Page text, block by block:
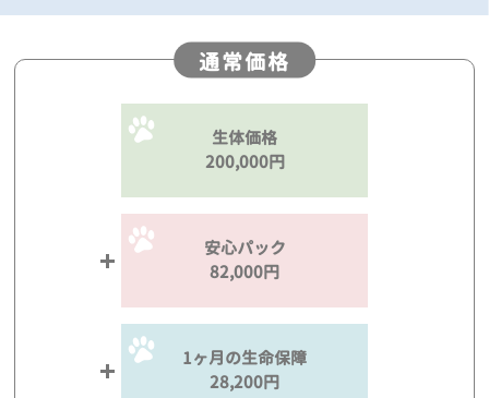
通常価格
生体価格
200,000円
安心パック
82,000円
1ヶ月の生命保障
28,200円